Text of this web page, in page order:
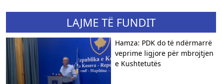
LAJME TË FUNDIT
Hamza: PDK do të ndërmarrë
veprime ligjore për mbrojtjen
e Kushtetutës